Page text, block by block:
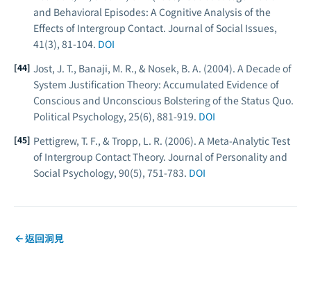
and Behavioral Episodes: A Cognitive Analysis of the
Effects of Intergroup Contact. Journal of Social Issues,
41(3), 81-104. DOI
Jost, J. T., Banaji, M. R., & Nosek, B. A. (2004). A Decade of
System Justification Theory: Accumulated Evidence of
Conscious and Unconscious Bolstering of the Status Quo.
Political Psychology, 25(6), 881-919. DOI
Pettigrew, T. F., & Tropp, L. R. (2006). A Meta-Analytic Test
of Intergroup Contact Theory. Journal of Personality and
Social Psychology, 90(5), 751-783. DOI
返回洞見